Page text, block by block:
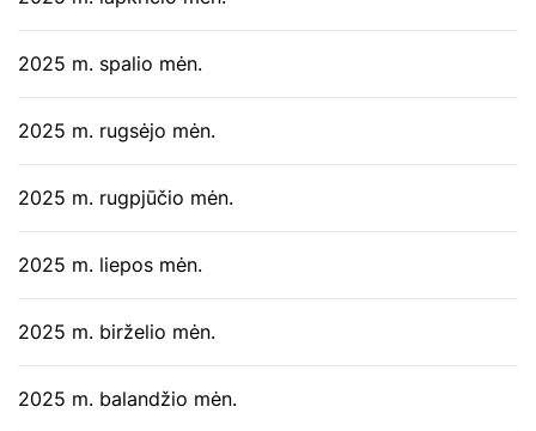
2025 m. spalio mėn.
2025 m. rugsėjo mėn.
2025 m. rugpjūčio mėn.
2025 m. liepos mėn.
2025 m. birželio mėn.
2025 m. balandžio mėn.